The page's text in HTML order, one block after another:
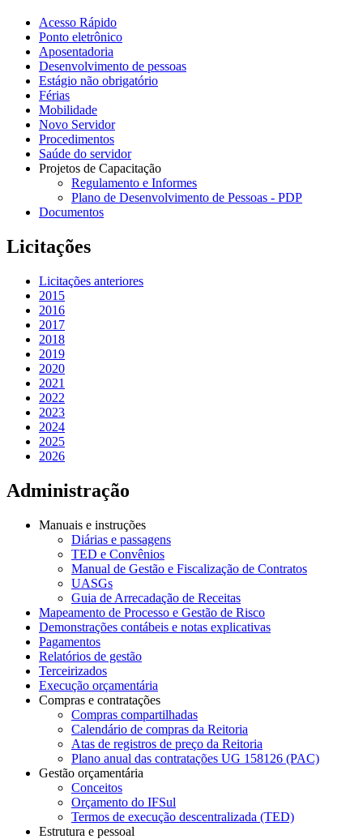
Acesso Rápido
Ponto eletrônico
Aposentadoria
Desenvolvimento de pessoas
Estágio não obrigatório
Férias
Mobilidade
Novo Servidor
Procedimentos
Saúde do servidor
Projetos de Capacitação
Regulamento e Informes
Plano de Desenvolvimento de Pessoas - PDP
Documentos
Licitações
Licitações anteriores
2015
2016
2017
2018
2019
2020
2021
2022
2023
2024
2025
2026
Administração
Manuais e instruções
Diárias e passagens
TED e Convênios
Manual de Gestão e Fiscalização de Contratos
UASGs
Guia de Arrecadação de Receitas
Mapeamento de Processo e Gestão de Risco
Demonstrações contábeis e notas explicativas
Pagamentos
Relatórios de gestão
Terceirizados
Execução orçamentária
Compras e contratações
Compras compartilhadas
Calendário de compras da Reitoria
Atas de registros de preço da Reitoria
Plano anual das contratações UG 158126 (PAC)
Gestão orçamentária
Conceitos
Orçamento do IFSul
Termos de execução descentralizada (TED)
Estrutura e pessoal